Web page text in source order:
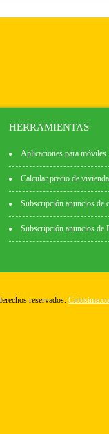
HERRAMIENTAS
Aplicaciones para móviles
Calcular precio de vivienda
Subscripción anuncios de
Subscripción anuncios de
reservados.